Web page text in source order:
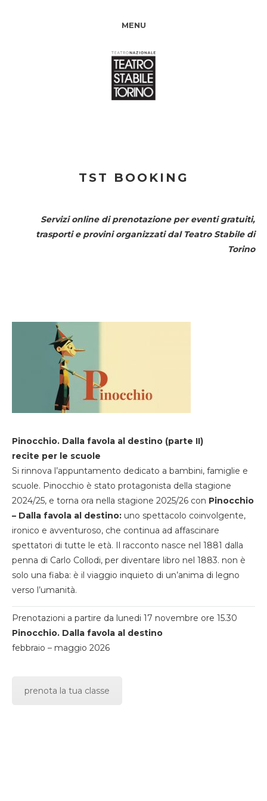
MENU
TST BOOKING
Servizi online di prenotazione per eventi gratuiti,
trasporti e provini organizzati dal Teatro Stabile di
Torino
Pinocchio. Dalla favola al destino (parte II)
recite per le scuole
Si rinnova l’appuntamento dedicato a bambini, famiglie e
scuole. Pinocchio è stato protagonista della stagione
2024/25, e torna ora nella stagione 2025/26 con Pinocchio
– Dalla favola al destino: uno spettacolo coinvolgente,
ironico e avventuroso, che continua ad affascinare
spettatori di tutte le età. Il racconto nasce nel 1881 dalla
penna di Carlo Collodi, per diventare libro nel 1883. non è
solo una fiaba: è il viaggio inquieto di un’anima di legno
verso l’umanità.
Prenotazioni a partire da lunedi 17 novembre ore 15.30
Pinocchio. Dalla favola al destino
febbraio – maggio 2026
prenota la tua classe